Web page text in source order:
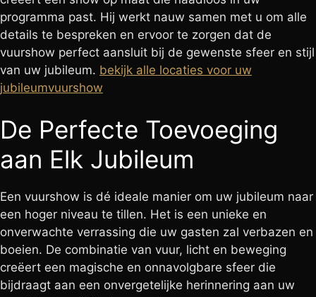
programma past. Hij werkt nauw samen met u om alle
details te bespreken en ervoor te zorgen dat de
vuurshow perfect aansluit bij de gewenste sfeer en stijl
van uw jubileum. bekijk alle locaties voor uw
jubileumvuurshow
De Perfecte Toevoeging
aan Elk Jubileum
Een vuurshow is dé ideale manier om uw jubileum naar
een hoger niveau te tillen. Het is een unieke en
onverwachte verrassing die uw gasten zal verbazen en
boeien. De combinatie van vuur, licht en beweging
creëert een magische en onnavolgbare sfeer die
bijdraagt aan een onvergetelijke herinnering aan uw